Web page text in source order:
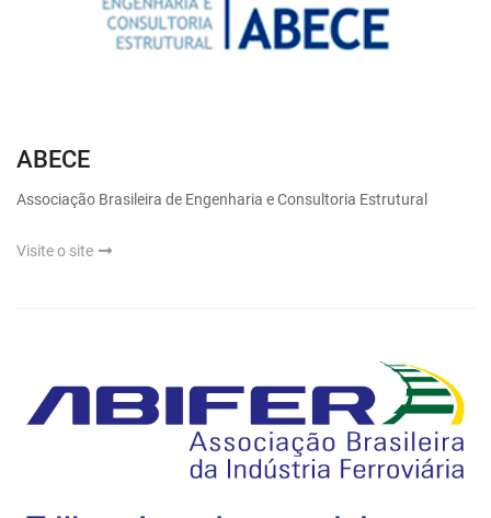
ABECE
Associação Brasileira de Engenharia e Consultoria Estrutural
Visite o site